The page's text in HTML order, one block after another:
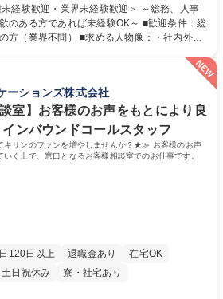
運用 など ※基本的には事務所勤務ですが、
り、関西圏以外への日帰り・宿泊を伴う国内
務を持ちつつ、お互いに助け合いながら、総
菱電機G・社会インフラを支える/年休127日
経験歓迎・業界未経験歓迎＞ ～総務、人事
のある方であれば未経験OK～ ■歓迎条件：総
■求める人物像：・社内外の
ている方 ・人事総務領域に興味がありゼネラ
ーションズ株式会社
室】お客様のお声をもとにより良
ンバウンドコールスタッフ
リンのファンを増やしませんか？★≫ お客様のお声
く上で、窓口となるお客様相談室でのお仕事です。
120日以上 退職金あり
在宅OK
土日祝休み 寮・社宅あり